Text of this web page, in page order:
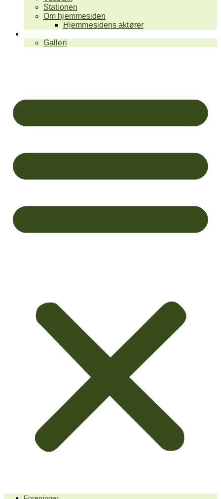
Stationen
Om hjemmesiden
Hjemmesidens aktører
Galleri